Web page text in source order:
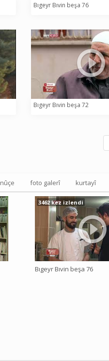
Bıgeyr Bıvin beşa 76
Bıgeyr Bıvin beşa 72
nûçe foto galerî kurtayî
Bıgeyr Bıvin beşa 76
3462 kez izlendi